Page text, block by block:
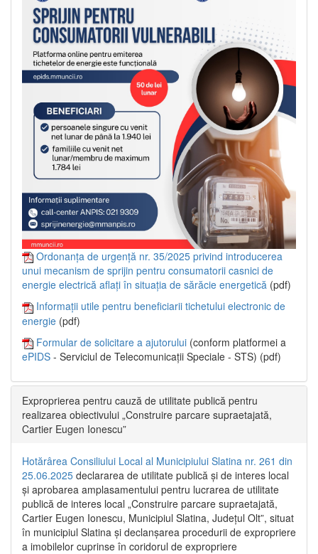
Ordonanța de urgență nr. 35/2025 privind introducerea
unui mecanism de sprijin pentru consumatorii casnici de
energie electrică aflați în situația de sărăcie energetică (pdf)
Informații utile pentru beneficiarii tichetului electronic de
energie (pdf)
Formular de solicitare a ajutorului (conform platformei a
ePIDS - Serviciul de Telecomunicații Speciale - STS) (pdf)
Exproprierea pentru cauză de utilitate publică pentru
realizarea obiectivului „Construire parcare supraetajată,
Cartier Eugen Ionescu”
Hotărârea Consiliului Local al Municipiului Slatina nr. 261 din
25.06.2025 declararea de utilitate publică și de interes local
și aprobarea amplasamentului pentru lucrarea de utilitate
publică de interes local „Construire parcare supraetajată,
Cartier Eugen Ionescu, Municipiul Slatina, Județul Olt”, situat
în municipiul Slatina și declanșarea procedurii de expropriere
a imobilelor cuprinse în coridorul de expropriere